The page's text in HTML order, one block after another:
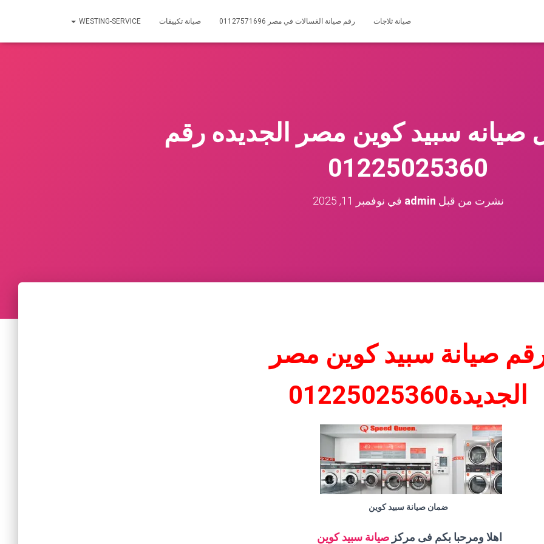
صيانة ثلاجات رقم صيانة الغسالات في مصر 01127571696 صيانة تكييفات WESTING-SERVICE
صيانه سبيد كوين مصر الجديده رقم
01225025360
نشرت من قبل admin في نوفمبر 11, 2025
صيانة سبيد كوين مصر
الجديدة01225025360
ضمان صيانة سبيد كوين
اهلا ومرحبا بكم فى مركزصيانة سبيد كوين